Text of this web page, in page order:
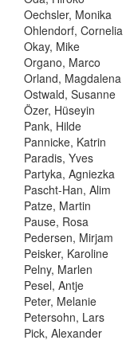
Oechsler, Monika
Ohlendorf, Cornelia
Okay, Mike
Organo, Marco
Orland, Magdalena
Ostwald, Susanne
Özer, Hüseyin
Pank, Hilde
Pannicke, Katrin
Paradis, Yves
Partyka, Agniezka
Pascht-Han, Alim
Patze, Martin
Pause, Rosa
Pedersen, Mirjam
Peisker, Karoline
Pelny, Marlen
Pesel, Antje
Peter, Melanie
Petersohn, Lars
Pick, Alexander